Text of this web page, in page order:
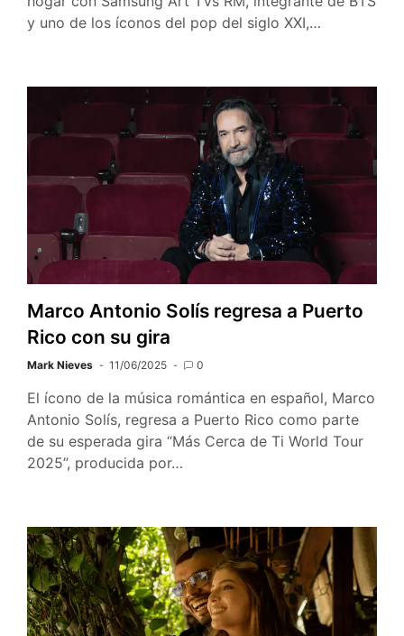
y uno de los íconos del pop del siglo XXI,…
Marco Antonio Solís regresa a Puerto
Rico con su gira
Mark Nieves 11/06/2025 0
El ícono de la música romántica en español, Marco
Antonio Solís, regresa a Puerto Rico como parte
de su esperada gira “Más Cerca de Ti World Tour
2025”, producida por…